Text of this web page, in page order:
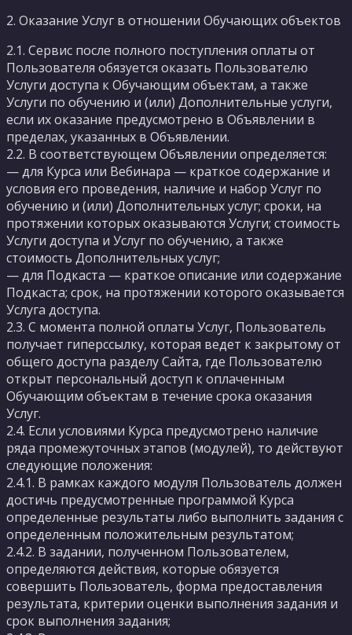
2. Оказание Услуг в отношении Обучающих объектов
2.1. Сервис после полного поступления оплаты от
Пользователя обязуется оказать Пользователю
Услуги доступа к Обучающим объектам, а также
Услуги по обучению и (или) Дополнительные услуги,
если их оказание предусмотрено в Объявлении в
пределах, указанных в Объявлении.
2.2. В соответствующем Объявлении определяется:
— для Курса или Вебинара — краткое содержание и
условия его проведения, наличие и набор Услуг по
обучению и (или) Дополнительных услуг; сроки, на
протяжении которых оказываются Услуги; стоимость
Услуги доступа и Услуг по обучению, а также
стоимость Дополнительных услуг;
— для Подкаста — краткое описание или содержание
Подкаста; срок, на протяжении которого оказывается
Услуга доступа.
2.3. С момента полной оплаты Услуг, Пользователь
получает гиперссылку, которая ведет к закрытому от
общего доступа разделу Сайта, где Пользователю
открыт персональный доступ к оплаченным
Обучающим объектам в течение срока оказания
Услуг.
2.4. Если условиями Курса предусмотрено наличие
ряда промежуточных этапов (модулей), то действуют
следующие положения:
2.4.1. В рамках каждого модуля Пользователь должен
достичь предусмотренные программой Курса
определенные результаты либо выполнить задания с
определенным положительным результатом;
2.4.2. В задании, полученном Пользователем,
определяются действия, которые обязуется
совершить Пользователь, форма предоставления
результата, критерии оценки выполнения задания и
срок выполнения задания;